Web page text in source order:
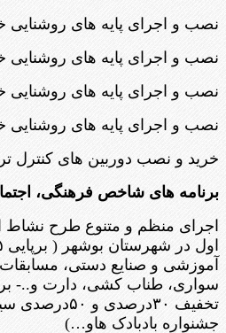
نصب و اجرای پایه های روشنایی
نصب و اجرای پایه های روشنایی
نصب و اجرای پایه های روشنایی
نصب و اجرای پایه های روشنایی
خرید و نصب دوربین های کنترل
برنامه های شاخص فرهنگی،
اجرای منظم و متنوع طرح نشاط
آموزشی و صنایع دستی،
سواری، طناب کشی، دارت و..-
تخفیف ۳۰درصدی
جشنواره بادبادک هاو…)